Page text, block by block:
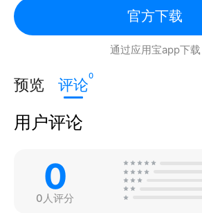
官方下载
通过应用宝app下载
预览 评论0
用户评论
0
0人评分